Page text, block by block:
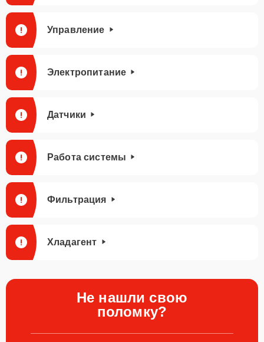
Управление
Электропитание
Датчики
Работа системы
Фильтрация
Хладагент
Не нашли свою
поломку?